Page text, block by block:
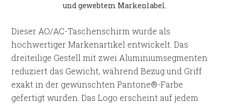
und gewebtem Markenlabel.
Dieser AO/AC-Taschenschirm wurde als
hochwertiger Markenartikel entwickelt. Das
dreiteilige Gestell mit zwei Aluminiumsegmenten
reduziert das Gewicht, während Bezug und Griff
exakt in der gewünschten Pantone®-Farbe
gefertigt wurden. Das Logo erscheint auf jedem